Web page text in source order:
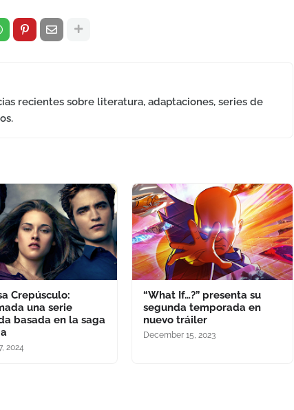
recientes sobre literatura, adaptaciones, series de
Crepúsculo:
una serie
basada en la saga
2024
“What If…?” presenta su
segunda temporada en
nuevo tráiler
December 15, 2023